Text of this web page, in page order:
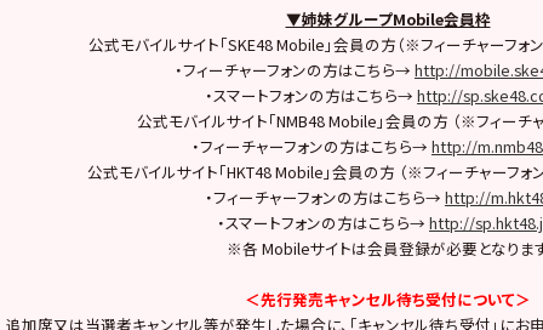
▼姉妹グループMobile会員枠
公式モバイルサイト「SKE48 Mobile」会員の方（※フィーチャーフォン
・フィーチャーフォンの方はこちら→ http://
・スマートフォンの方はこちら→ http://
公式モバイルサイト「NMB48 Mobile」会員の方 （※フィーチ
・フィーチャーフォンの方はこちら→ http://
公式モバイルサイト「HKT48 Mobile」会員の方 （※フィーチャーフォン
・フィーチャーフォンの方はこちら→ http://
・スマートフォンの方はこちら→ http://
※各 Mobileサイトは会員登録が必要となりま
＜先行発売キャンセル待ち受付について＞
追加席又は当選者キャンセル等が発生した場合に、「キャンセル待ち受付」に